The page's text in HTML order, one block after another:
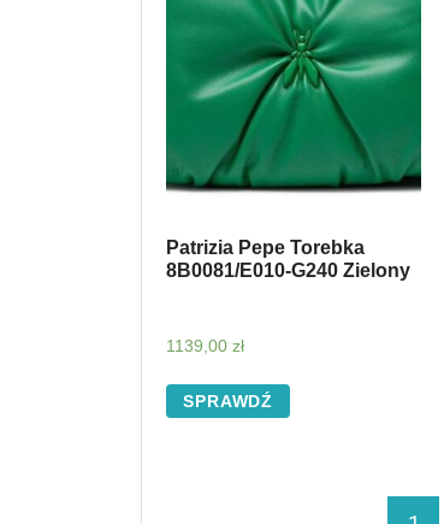
Patrizia Pepe Torebka
8B0081/E010-G240 Zielony
1139,00 zł
SPRAWDŹ